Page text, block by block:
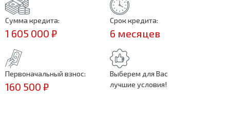
Сумма кредита:
1 605 000 ₽
Срок кредита:
6 месяцев
Первоначальный взнос:
160 500 ₽
Выберем для Вас
лучшие условия!